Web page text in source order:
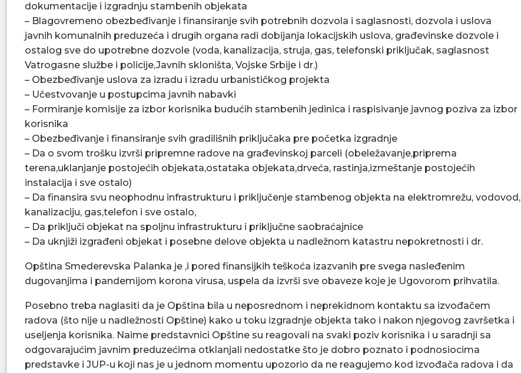
dokumentacije i izgradnju stambenih objekata
– Blagovremeno obezbeđivanje i finansiranje svih potrebnih dozvola i saglasnosti, dozvola i uslova
javnih komunalnih preduzeća i drugih organa radi dobijanja lokacijskih uslova, građevinske dozvole i
ostalog sve do upotrebne dozvole (voda, kanalizacija, struja, gas, telefonski priključak, saglasnost
Vatrogasne službe i policije,Javnih skloništa, Vojske Srbije i dr.)
– Obezbeđivanje uslova za izradu i izradu urbanističkog projekta
– Učestvovanje u postupcima javnih nabavki
– Formiranje komisije za izbor korisnika budućih stambenih jedinica i raspisivanje javnog poziva za izbor
korisnika
– Obezbeđivanje i finansiranje svih gradilišnih priključaka pre početka izgradnje
– Da o svom trošku izvrši pripremne radove na građevinskoj parceli (obeležavanje,priprema
terena,uklanjanje postojećih objekata,ostataka objekata,drveća, rastinja,izmeštanje postojećih
instalacija i sve ostalo)
– Da finansira svu neophodnu infrastrukturu i priključenje stambenog objekta na elektromrežu, vodovod,
kanalizaciju, gas,telefon i sve ostalo,
– Da priključi objekat na spoljnu infrastrukturu i priključne saobraćajnice
– Da uknjiži izgrađeni objekat i posebne delove objekta u nadležnom katastru nepokretnosti i dr.
Opština Smederevska Palanka je ,i pored finansijkih teškoća izazvanih pre svega nasleđenim
dugovanjima i pandemijom korona virusa, uspela da izvrši sve obaveze koje je Ugovorom prihvatila.
Posebno treba naglasiti da je Opština bila u neposrednom i neprekidnom kontaktu sa izvođačem
radova (što nije u nadležnosti Opštine) kako u toku izgradnje objekta tako i nakon njegovog završetka i
useljenja korisnika. Naime predstavnici Opštine su reagovali na svaki poziv korisnika i u saradnji sa
odgovarajućim javnim preduzećima otklanjali nedostatke što je dobro poznato i podnosiocima
predstavke i JUP-u koji nas je u jednom momentu upozorio da ne reagujemo kod izvođača radova i da